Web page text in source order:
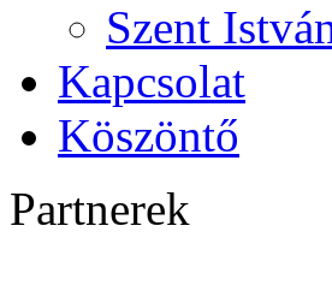
Szent
Kapcsolat
Köszöntő
Partnerek